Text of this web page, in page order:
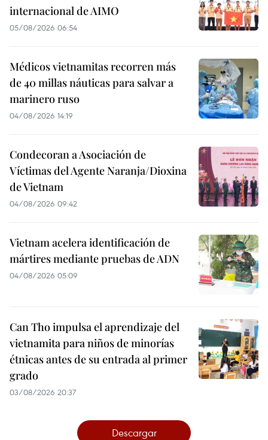
internacional de AIMO
05/08/2026 06:54
Médicos vietnamitas recorren más
de 40 millas náuticas para salvar a
marinero ruso
04/08/2026 14:19
Condecoran a Asociación de
Víctimas del Agente Naranja/Dioxina
de Vietnam
04/08/2026 09:42
Vietnam acelera identificación de
mártires mediante pruebas de ADN
04/08/2026 05:09
Can Tho impulsa el aprendizaje del
vietnamita para niños de minorías
étnicas antes de su entrada al primer
grado
03/08/2026 20:37
Descargar